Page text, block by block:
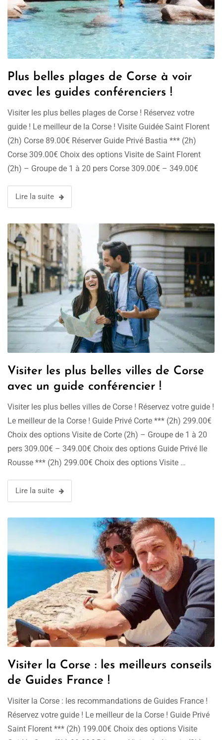
Plus belles plages de Corse à voir
avec les guides conférenciers !
Visiter les plus belles plages de Corse ! Réservez votre
guide ! Le meilleur de la Corse ! Visite Guidée Saint Florent
(2h) Corse 89.00€ Réserver Guide Privé Bastia *** (2h)
Corse 309.00€ Choix des options Visite de Saint Florent
(2h) – Groupe de 1 à 20 pers Corse 309.00€ – 349.00€
Lire la suite
Visiter les plus belles villes de Corse
avec un guide conférencier !
Visiter les plus belles villes de Corse ! Réservez votre guide !
Le meilleur de la Corse ! Guide Privé Corte *** (2h) 299.00€
Choix des options Visite de Corte (2h) – Groupe de 1 à 20
pers 309.00€ – 349.00€ Choix des options Guide Privé Ile
Rousse *** (2h) 299.00€ Choix des options Visite …
Lire la suite
Visiter la Corse : les meilleurs conseils
de Guides France !
Visiter la Corse : les recommandations de Guides France !
Réservez votre guide ! Le meilleur de la Corse ! Guide Privé
Saint Florent *** (2h) 199.00€ Choix des options Visite